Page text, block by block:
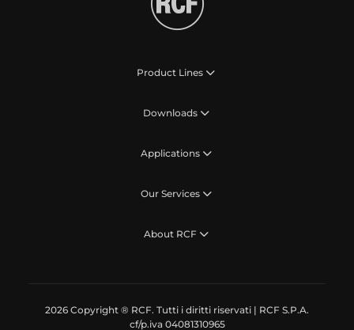
Product Lines
Downloads
Applications
Our Services
About RCF
2026 Copyright ® RCF. Tutti i diritti riservati | RCF S.P.A.
cf/p.iva 04081310965